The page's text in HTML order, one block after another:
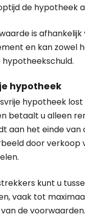
de hypotheek
is
en kan zowel
hypotheek
hypotheek
betaalt u alleen
aan het einde van
door verkoop
kunt u
vaak tot
de voorwaarden.